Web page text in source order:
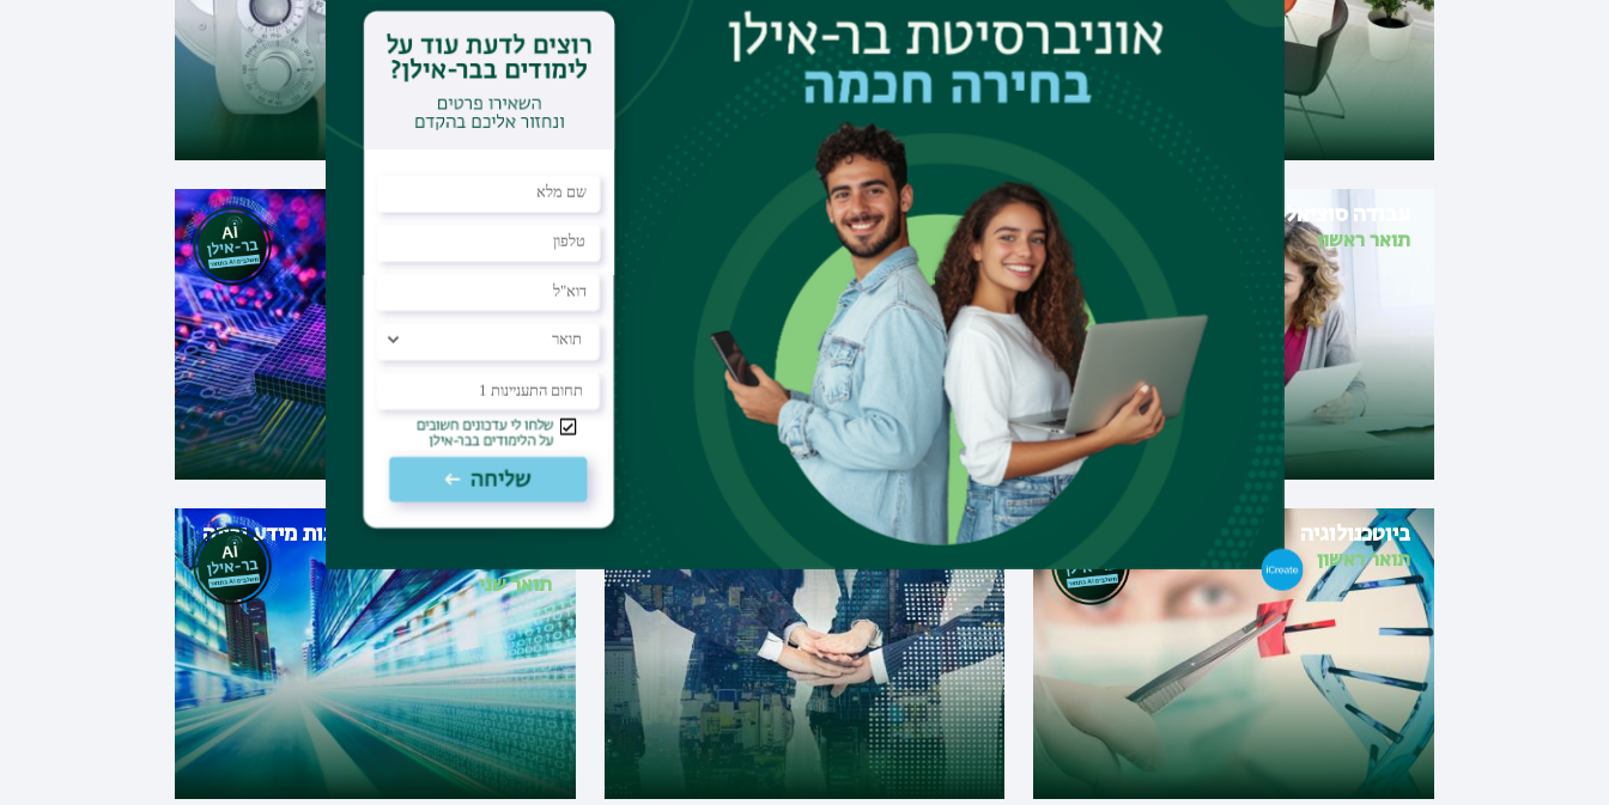
עבודה סוציאלית
תואר ראשון
הנדסת תעשייה ומערכות מידע
תואר ראשון
הנדסת מחשבים
ביוטכנולוגיה
תואר ראשון
מנהל עסקים (International MBA)
מנהל עסקים במגמת מערכות מידע ובינה
תואר שני